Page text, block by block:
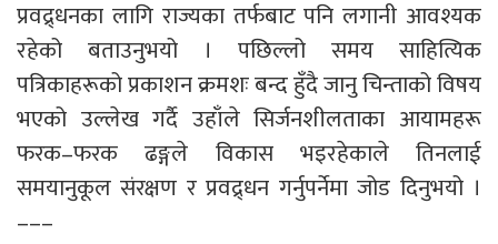
प्रवद्र्धनका लागि राज्यका तर्फबाट पनि लगानी आवश्यक
रहेको बताउनुभयो । पछिल्लो समय साहित्यिक
पत्रिकाहरूको प्रकाशन क्रमशः बन्द हुँदै जानु चिन्ताको विषय
भएको उल्लेख गर्दै उहाँले सिर्जनशीलताका आयामहरू
फरक–फरक ढङ्गले विकास भइरहेकाले तिनलाई
समयानुकूल संरक्षण र प्रवद्र्धन गर्नुपर्नेमा जोड दिनुभयो ।
–––